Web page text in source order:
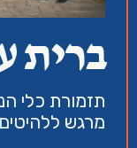
ברית
תזמורת כלי
מרגש